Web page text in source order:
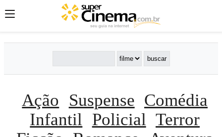
Ação Suspense Comédia
Infantil
Policial Terror